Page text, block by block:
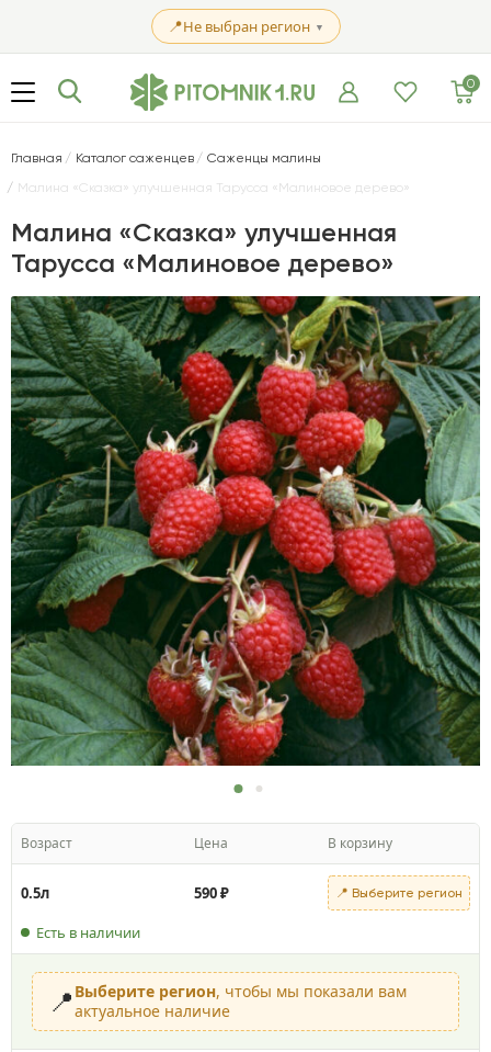
📍Не выбран регион ▼
0
Главная Каталог саженцев
Саженцы малины
Малина «Сказка» улучшенная Тарусса «Малиновое дерево»
Малина «Сказка» улучшенная
Тарусса «Малиновое дерево»
Возраст Цена В корзину
0.5л 590₽ 📍 Выберите регион
Есть в наличии
📍 Выберите регион, чтобы мы показали вам
актуальное наличие